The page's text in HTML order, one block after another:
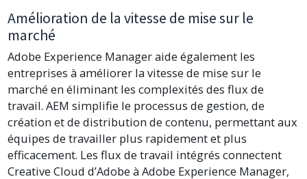
Amélioration de la vitesse de mise sur le
marché
Adobe Experience Manager aide également les
entreprises à améliorer la vitesse de mise sur le
marché en éliminant les complexités des flux de
travail. AEM simplifie le processus de gestion, de
création et de distribution de contenu, permettant aux
équipes de travailler plus rapidement et plus
efficacement. Les flux de travail intégrés connectent
Creative Cloud d’Adobe à Adobe Experience Manager,